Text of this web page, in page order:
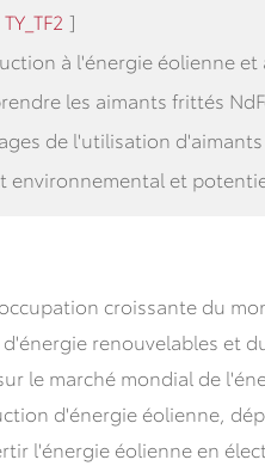
TY_TF2 ]
à l'énergie éolienne et
les aimants frittés
de l'utilisation
environnemental et
croissante du
renouvelables et
le marché mondial de
d'énergie éolienne,
l'énergie éolienne en